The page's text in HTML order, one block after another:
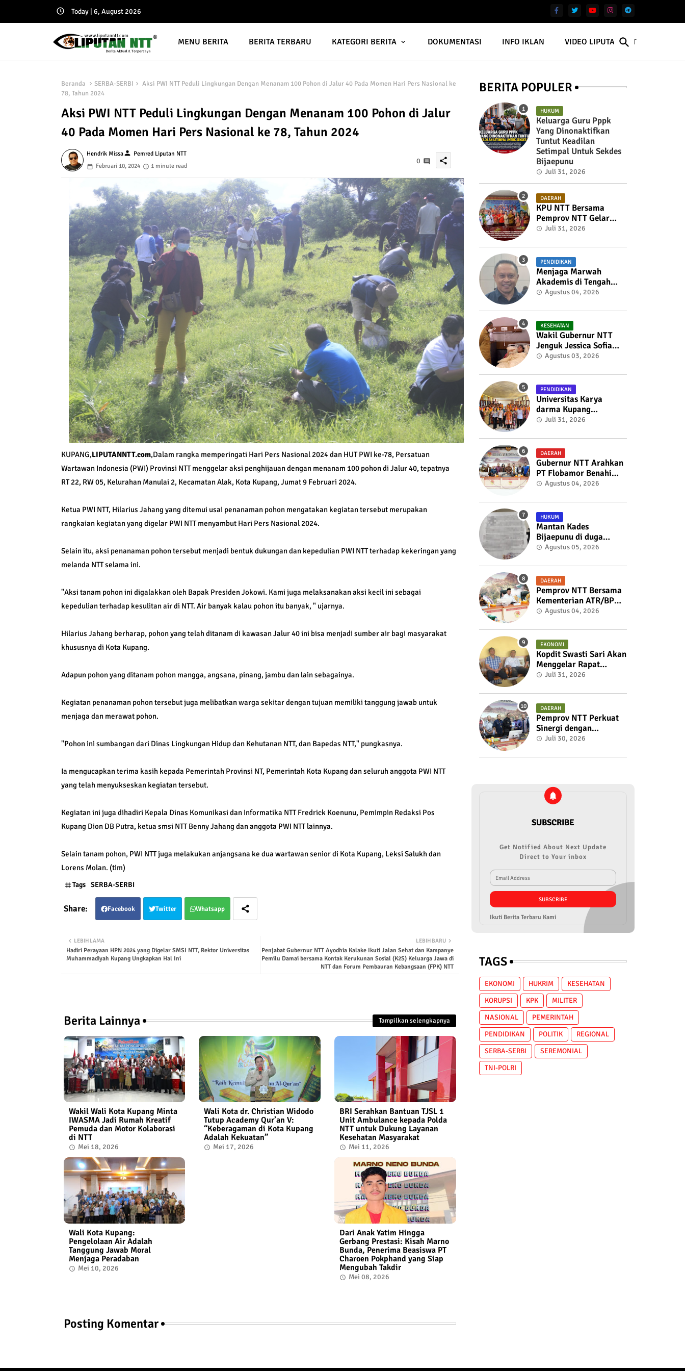
Today | 6, August 2026
MENU BERITA BERITA TERBARU KATEGORI BERITA DOKUMENTASI INFO IKLAN VIDEO LIPUTAN NTT
Beranda SERBA-SERBI
Aksi PWI NTT Peduli Lingkungan Dengan Menanam 100 Pohon di Jalur 40 Pada Momen Hari Pers Nasional ke
78, Tahun 2024
Aksi PWI NTT Peduli Lingkungan Dengan Menanam 100 Pohon di Jalur
40 Pada Momen Hari Pers Nasional ke 78, Tahun 2024
Hendrik Missaperson Pemred Liputan NTT
Februari 10, 2024
1 minute read
0 share
KUPANG,LIPUTANNTT.com,Dalam rangka memperingati Hari Pers Nasional 2024 dan HUT PWI ke-78, Persatuan
Wartawan Indonesia (PWI) Provinsi NTT menggelar aksi penghijauan dengan menanam 100 pohon di Jalur 40, tepatnya
RT 22, RW 05, Kelurahan Manulai 2, Kecamatan Alak, Kota Kupang, Jumat 9 Februari 2024.
Ketua PWI NTT, Hilarius Jahang yang ditemui usai penanaman pohon mengatakan kegiatan tersebut merupakan
rangkaian kegiatan yang digelar PWI NTT menyambut Hari Pers Nasional 2024.
Selain itu, aksi penanaman pohon tersebut menjadi bentuk dukungan dan kepedulian PWI NTT terhadap kekeringan yang
melanda NTT selama ini.
"Aksi tanam pohon ini digalakkan oleh Bapak Presiden Jokowi. Kami juga melaksanakan aksi kecil ini sebagai
kepedulian terhadap kesulitan air di NTT. Air banyak kalau pohon itu banyak, " ujarnya.
Hilarius Jahang berharap, pohon yang telah ditanam di kawasan Jalur 40 ini bisa menjadi sumber air bagi masyarakat
khususnya di Kota Kupang.
Adapun pohon yang ditanam pohon mangga, angsana, pinang, jambu dan lain sebagainya.
Kegiatan penanaman pohon tersebut juga melibatkan warga sekitar dengan tujuan memiliki tanggung jawab untuk
menjaga dan merawat pohon.
"Pohon ini sumbangan dari Dinas Lingkungan Hidup dan Kehutanan NTT, dan Bapedas NTT," pungkasnya.
Ia mengucapkan terima kasih kepada Pemerintah Provinsi NT, Pemerintah Kota Kupang dan seluruh anggota PWI NTT
yang telah menyukseskan kegiatan tersebut.
Kegiatan ini juga dihadiri Kepala Dinas Komunikasi dan Informatika NTT Fredrick Koenunu, Pemimpin Redaksi Pos
Kupang Dion DB Putra, ketua smsi NTT Benny Jahang dan anggota PWI NTT lainnya.
Selain tanam pohon, PWI NTT juga melakukan anjangsana ke dua wartawan senior di Kota Kupang, Leksi Salukh dan
Lorens Molan. (tim)
Tags SERBA-SERBI
Facebook Twitter Whatsapp
LEBIH BARU
Penjabat Gubernur NTT Ayodhia Kalake Ikuti Jalan Sehat dan Kampanye
Pemilu Damai bersama Kontak Kerukunan Sosial (K2S) Keluarga Jawa di
NTT dan Forum Pembauran Kebangsaan (FPK) NTT
LEBIH LAMA
Hadiri Perayaan HPN 2024 yang Digelar SMSI NTT, Rektor Universitas
Muhammadiyah Kupang Ungkapkan Hal Ini
Berita Lainnya Tampilkan selengkapnya
Wakil Wali Kota Kupang Minta
IWASMA Jadi Rumah Kreatif
Pemuda dan Motor Kolaborasi
di NTT
Mei 18, 2026
Wali Kota dr. Christian Widodo
Tutup Academy Qur’an V:
“Keberagaman di Kota Kupang
Adalah Kekuatan”
Mei 17, 2026
BRI Serahkan Bantuan TJSL 1
Unit Ambulance kepada Polda
NTT untuk Dukung Layanan
Kesehatan Masyarakat
Mei 11, 2026
Wali Kota Kupang:
Pengelolaan Air Adalah
Tanggung Jawab Moral
Menjaga Peradaban
Mei 10, 2026
Dari Anak Yatim Hingga
Gerbang Prestasi: Kisah Marno
Bunda, Penerima Beasiswa PT
Charoen Pokphand yang Siap
Mengubah Takdir
Mei 08, 2026
Posting Komentar
BERITA POPULER
HUKUM
Keluarga Guru Pppk
Yang Dinonaktifkan
Tuntut Keadilan
Setimpal Untuk Sekdes
Bijaepunu
Juli 31, 2026
DAERAH
KPU NTT Bersama
Pemprov NTT Gelar
Rakor Untuk Membahas
Draft Nota
Kesepahaman
Juli 31, 2026
PENDIDIKAN
Menjaga Marwah
Akademis di Tengah
Penghakiman Massa:
Oleh Dr. Tian Liufeto
Dosen Pada Universitas
Nusa Cendana
Agustus 04, 2026
KESEHATAN
Wakil Gubernur NTT
Jenguk Jessica Sofia
Tunardjo, Kondisi
Membaik
Agustus 03, 2026
PENDIDIKAN
Universitas Karya
darma Kupang
Menunjukkan
Mendukung
Pembangunan
Masyarakat Melalui
KKN
Juli 31, 2026
DAERAH
Gubernur NTT Arahkan
PT Flobamor Benahi
Fondasi Usaha,
Ekspansi Bisnis
Agustus 04, 2026
HUKUM
Mantan Kades
Bijaepunu di duga
membuat Surat
Pemberhentian Sekdes
kepada Bupati TTS
Agustus 05, 2026
DAERAH
Pemprov NTT Bersama
Kementerian ATR/BPN
Perkuat Sinergi
dan Tata Ruang
Agustus 04, 2026
EKONOMI
Kopdit Swasti Sari Akan
Menggelar Rapat
Anggota Pada 1 Agustus
Mengembalikan
Kedaulatan Anggota
Juli 31, 2026
DAERAH
Pemprov NTT Perkuat
Sinergi dengan
Pemerintah Pusat
PON XXII 2028 dan
Juli 30, 2026
SUBSCRIBE
Get Notified About Next Update
Direct to Your inbox
Ikuti Berita Terbaru Kami
TAGS
EKONOMI HUKRIM
KESEHATAN
KORUPSI
KPK
MILITER
NASIONAL
PEMERINTAH
PENDIDIKAN
POLITIK
REGIONAL
SERBA-SERBI
SEREMONIAL
TNI-POLRI